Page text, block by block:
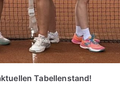
Tabellenstand!